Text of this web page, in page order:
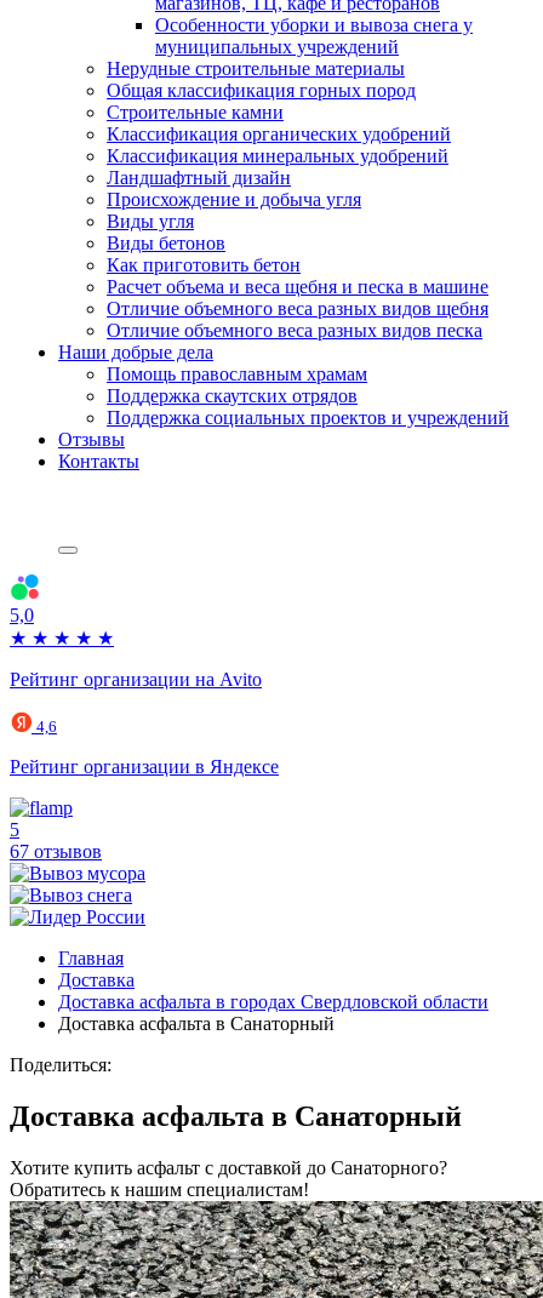
Особенности уборки и вывоза снега у
муниципальных учреждений
Нерудные строительные материалы
Общая классификация горных пород
Строительные камни
Классификация органических удобрений
Классификация минеральных удобрений
Ландшафтный дизайн
Происхождение и добыча угля
Виды угля
Виды бетонов
Как приготовить бетон
Расчет объема и веса щебня и песка в машине
Отличие объемного веса разных видов щебня
Отличие объемного веса разных видов песка
Наши добрые дела
Помощь православным храмам
Поддержка скаутских отрядов
Поддержка социальных проектов и учреждений
Отзывы
Контакты
5,0
★ ★ ★ ★ ★
Рейтинг организации на Avito
4,6
Рейтинг организации в Яндексе
5
67 отзывов
Главная
Доставка
Доставка асфальта в городах Свердловской области
Доставка асфальта в Санаторный
Поделиться:
Доставка асфальта в Санаторный
Хотите купить асфальт с доставкой до Санаторного?
Обратитесь к нашим специалистам!